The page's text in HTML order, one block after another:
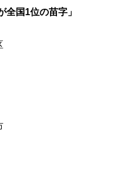
全国1位の苗字」